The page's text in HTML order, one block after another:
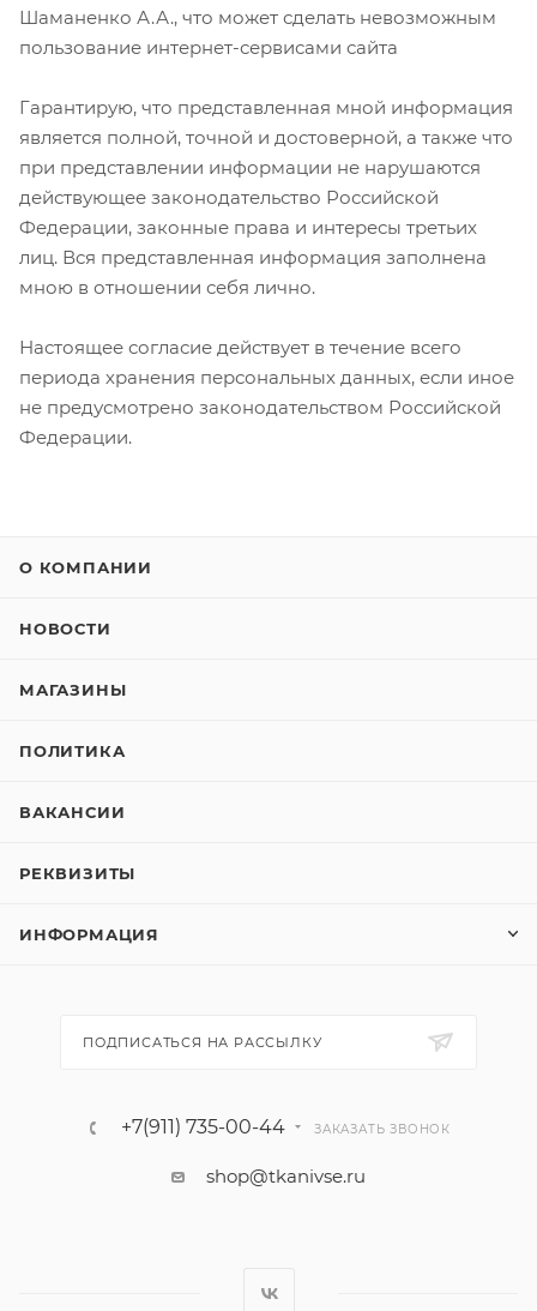
Шаманенко А.А., что может сделать невозможным
пользование интернет-сервисами сайта
Гарантирую, что представленная мной информация
является полной, точной и достоверной, а также что
при представлении информации не нарушаются
действующее законодательство Российской
Федерации, законные права и интересы третьих
лиц. Вся представленная информация заполнена
мною в отношении себя лично.
Настоящее согласие действует в течение всего
периода хранения персональных данных, если иное
не предусмотрено законодательством Российской
Федерации.
О КОМПАНИИ
НОВОСТИ
МАГАЗИНЫ
ПОЛИТИКА
ВАКАНСИИ
РЕКВИЗИТЫ
ИНФОРМАЦИЯ
ПОДПИСАТЬСЯ НА РАССЫЛКУ
+7(911) 735-00-44 ЗАКАЗАТЬ ЗВОНОК
shop@tkanivse.ru